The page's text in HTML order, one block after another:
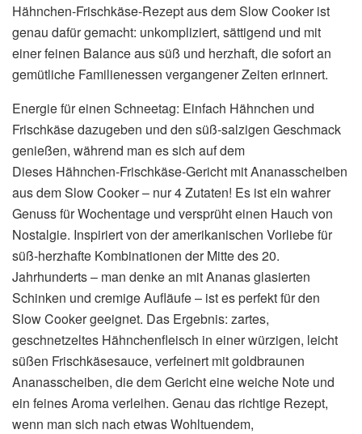
Hähnchen-Frischkäse-Rezept aus dem Slow Cooker ist
genau dafür gemacht: unkompliziert, sättigend und mit
einer feinen Balance aus süß und herzhaft, die sofort an
gemütliche Familienessen vergangener Zeiten erinnert.
Energie für einen Schneetag: Einfach Hähnchen und
Frischkäse dazugeben und den süß-salzigen Geschmack
genießen, während man es sich auf dem
Dieses Hähnchen-Frischkäse-Gericht mit Ananasscheiben
aus dem Slow Cooker – nur 4 Zutaten! Es ist ein wahrer
Genuss für Wochentage und versprüht einen Hauch von
Nostalgie. Inspiriert von der amerikanischen Vorliebe für
süß-herzhafte Kombinationen der Mitte des 20.
Jahrhunderts – man denke an mit Ananas glasierten
Schinken und cremige Aufläufe – ist es perfekt für den
Slow Cooker geeignet. Das Ergebnis: zartes,
geschnetzeltes Hähnchenfleisch in einer würzigen, leicht
süßen Frischkäsesauce, verfeinert mit goldbraunen
Ananasscheiben, die dem Gericht eine weiche Note und
ein feines Aroma verleihen. Genau das richtige Rezept,
wenn man sich nach etwas Wohltuendem,